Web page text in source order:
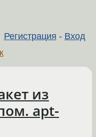
Регистрация - Вход
из
apt-